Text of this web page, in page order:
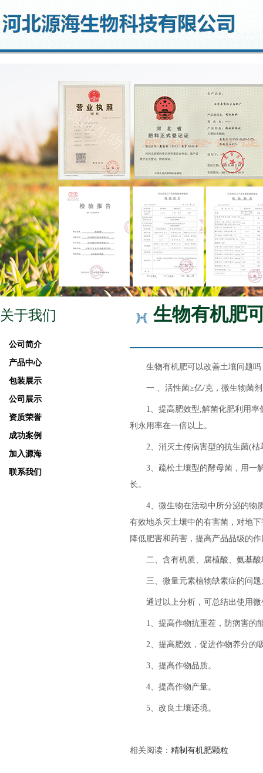
关于我们
公司简介
产品中心
包装展示
公司展示
资质荣誉
成功案例
加入源海
联系我们
生物有机肥
生物有机肥可以改善土壤问题吗
一 、活性菌≥亿/克，微生物菌剂
1、提高肥效型;解菌化肥利用率
利永用率在一倍以上。
2、消灭土传病害型的抗生菌(枯
3、疏松土壤型的酵母菌，用一解
长。
4、微生物在活动中所分泌的物质
有效地杀灭土壤中的有害菌，对地
降低肥害和药害，提高产品品级的作
二、含有机质、腐植酸、氨基酸
三、微量元素植物缺素症的问题;
通过以上分析，可总结出使用微
1、提高作物抗重茬，防病害的
2、提高肥效，促进作物养分的
3、提高作物品质。
4、提高作物产量。
5、改良土壤还境。
相关阅读： 精制有机肥颗粒